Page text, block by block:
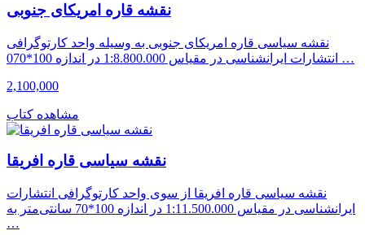
نقشه قاره امریکای جنوبی
نقشه سیاسی قاره امریکای جنوبی به وسیله واحد کارتوگرافی
انتشارات ایرانشناسی در مقیاس 1:8.800.000 در اندازه 100*070 …
2,100,000
مشاهده کتاب
نقشه سیاسی قاره افریقا
نقشه سیاسی قاره افریقا از سوی واحد کارتوگرافی انتشارات
ایرانشناسی در مقیاس 1:11.500.000 در اندازه 100*70 سانتی‌متر به
…